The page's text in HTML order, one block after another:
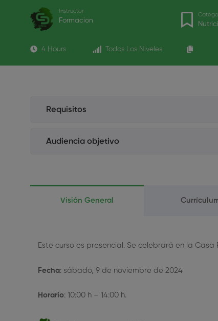
Instructor
Formacion
4 Hours Todos Los Niveles
Requisitos
Audiencia objetivo
Visión General
Este curso es presencial. Se celebrará en la Casa
Fecha: sábado, 9 de noviembre de 2024
Horario: 10:00 h – 14:00 h.